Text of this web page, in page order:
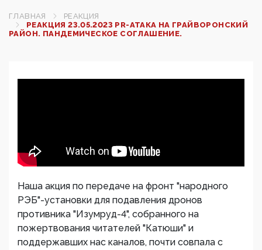
ГЛАВНАЯ
РЕАКЦИЯ
РЕАКЦИЯ 23.05.2023 PR-АТАКА НА ГРАЙВОРОНСКИЙ
РАЙОН. ПАНДЕМИЧЕСКОЕ СОГЛАШЕНИЕ.
Наша акция по передаче на фронт "народного
РЭБ"-установки для подавления дронов
противника "Изумруд-4", собранного на
пожертвования читателей "Катюши" и
поддержавших нас каналов, почти совпала с